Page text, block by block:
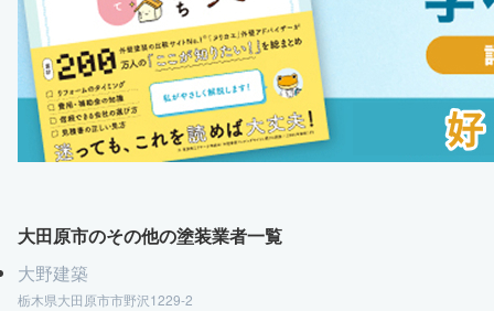
大田原市のその他の塗装業者一覧
大野建築
栃木県大田原市市野沢1229-2